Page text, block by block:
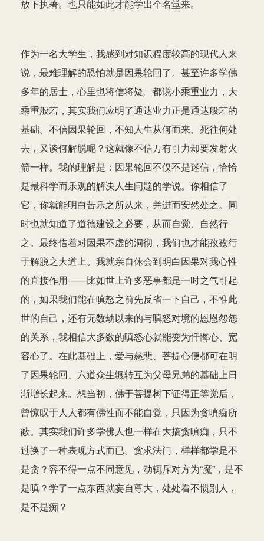
放下执著。也只能如此才能学出个名堂来。
作为一名大学生，我感到对知识程度较高的现代人来
说，最难理解的恐怕就是因果轮回了。甚至许多学佛
多年的居士，心里也将信将疑。都说小乘重业力，大
乘重般若，其实我们应明了通达业力正是通达般若的
基础。不信因果轮回，不知人生从何而来、死往何处
去，又谈何解脱呢？这就像不信万有引力却要发射火
箭一样。我的理解是：因果轮回不仅不是迷信，恰恰
是最科学而乐观的解决人生问题的学说。你相信了
它，你就能明白苦乐之所从来，并进而安然处之。同
时也就知道了道德建设之必要，从而自觉、自然行
之。最终借着对因果不虚的洞彻，我们也才能孜孜行
于解脱之大道上。我就亲自休会到明白因果对我心性
的直接作用——比如世上许多恶事都是一时之气引起
的，如果我们能在嗔怒之前先反省一下自己，不惟此
世的自己，还有无数劫以来的与嗔怒对境的恩恩怨怨
的关系，我相信大多数的嗔怒心就能变为忏悔心、宽
容心了。在此基础上，爱与慈悲、菩提心便都可在明
了因果轮回、六道众生辗转互为父母兄弟的基础上日
渐增长起来。想当初，佛于菩提树下证得正等觉后，
曾惊叹于人人都有佛性而不能自觉，只因为贪嗔痴所
蔽。其实我们许多学佛人也一样在大搞贪嗔痴，只不
过换了一种表现方式而已。贪求法门，样样都学是不
是贪？容不得一点不同意见，动辄斥对方为“魔”，是不
是嗔？学了一点东西就妄自尊大，处处看不惯别人，
是不是痴？